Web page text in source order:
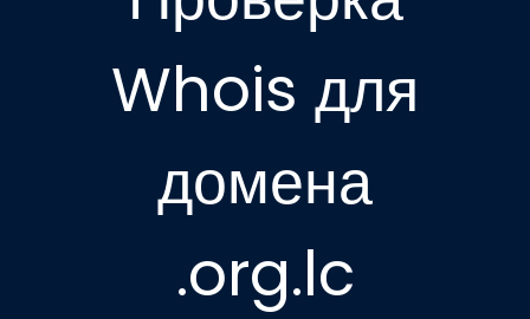
Whois для
домена
.org.lc